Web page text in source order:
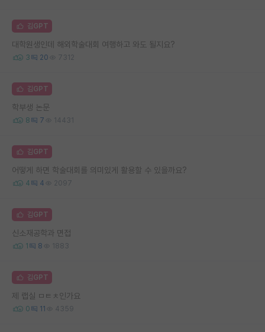
김GPT
대학원생인데 해외학술대회 여행하고 와도 될지요?
3 20 7312
김GPT
학부생 논문
8 7 14431
김GPT
어떻게 하면 학술대회를 의미있게 활용할 수 있을까요?
4 4 2097
김GPT
신소재공학과 면접
1 8 1883
김GPT
제 랩실 ㅁㅌㅊ인가요
0 11 4359